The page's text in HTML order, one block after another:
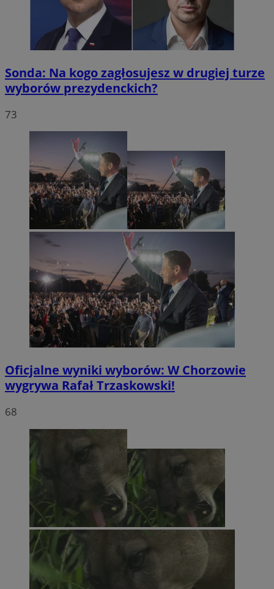
Sonda: Na kogo zagłosujesz w drugiej turze
wyborów prezydenckich?
73
Oficjalne wyniki wyborów: W Chorzowie
wygrywa Rafał Trzaskowski!
68